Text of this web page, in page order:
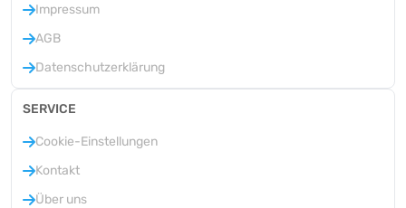
Impressum
AGB
Datenschutzerklärung
SERVICE
Cookie-Einstellungen
Kontakt
Über uns